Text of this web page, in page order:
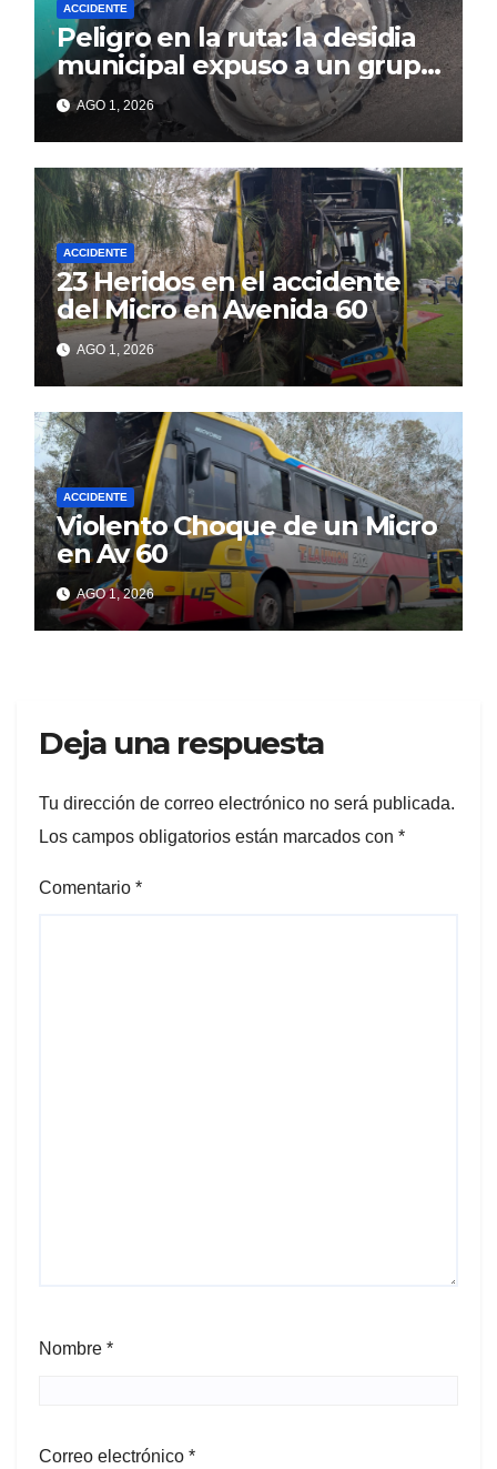
ACCIDENTE
Peligro en la ruta: la desidia
municipal expuso a un grupo
de berissenses
AGO 1, 2026
ACCIDENTE
23 Heridos en el accidente
del Micro en Avenida 60
AGO 1, 2026
ACCIDENTE
Violento Choque de un Micro
en Av 60
AGO 1, 2026
Deja una respuesta
Tu dirección de correo electrónico no será publicada.
Los campos obligatorios están marcados con *
Comentario *
Nombre *
Correo electrónico *